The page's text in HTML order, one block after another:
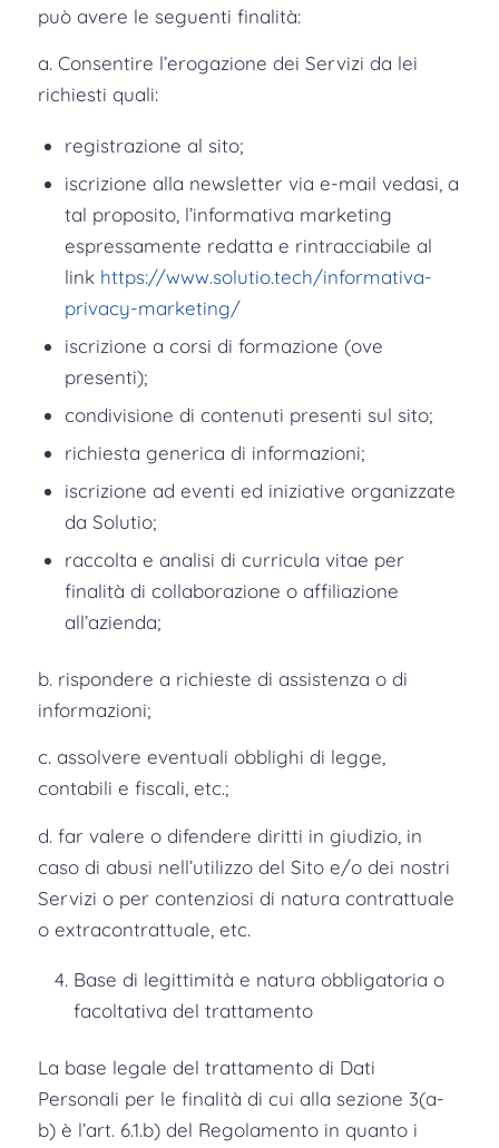
può avere le seguenti finalità:
a. Consentire l’erogazione dei Servizi da lei
richiesti quali:
registrazione al sito;
iscrizione alla newsletter via e-mail vedasi, a
tal proposito, l’informativa marketing
espressamente redatta e rintracciabile al
link https://www.solutio.tech/informativa-
privacy-marketing/
iscrizione a corsi di formazione (ove
presenti);
condivisione di contenuti presenti sul sito;
richiesta generica di informazioni;
iscrizione ad eventi ed iniziative organizzate
da Solutio;
raccolta e analisi di curricula vitae per
finalità di collaborazione o affiliazione
all’azienda;
b. rispondere a richieste di assistenza o di
informazioni;
c. assolvere eventuali obblighi di legge,
contabili e fiscali, etc.;
d. far valere o difendere diritti in giudizio, in
caso di abusi nell’utilizzo del Sito e/o dei nostri
Servizi o per contenziosi di natura contrattuale
o extracontrattuale, etc.
Base di legittimità e natura obbligatoria o
facoltativa del trattamento
La base legale del trattamento di Dati
Personali per le finalità di cui alla sezione 3(a-
b) è l’art. 6.1.b) del Regolamento in quanto i